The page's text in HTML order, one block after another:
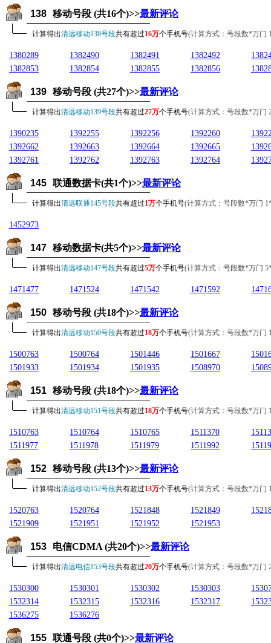
138 移动号段 (共16个)>>最新评论
计算得出清远移动138号段共有超过16万个手机号(计算方式：号段数*万门
1380289 1382490 1382491 1382492
1382853
1382854 1382855 1382856
139 移动号段 (共27个)>>最新评论
计算得出清远移动139号段共有超过27万个手机号(计算方式：号段数*万门
1390235 1392255 1392256 1392260
1392662
1392663 1392664 1392665
1392761
1392762 1392763 1392764
145 联通数据卡(共1个)>>最新评论
计算得出清远联通145号段共有超过1万个手机号(计算方式：号段数*万门
1452973
147 移动数据卡(共5个)>>最新评论
计算得出清远移动147号段共有超过5万个手机号(计算方式：号段数*万门
1471477 1471524 1471542 1471592
150 移动号段 (共18个)>>最新评论
计算得出清远移动150号段共有超过18万个手机号(计算方式：号段数*万门
1500763 1500764 1501446 1501667
1501933
1501934 1501935 1508970
151 移动号段 (共18个)>>最新评论
计算得出清远移动151号段共有超过18万个手机号(计算方式：号段数*万门
1510763 1510764 1510765 1511370
1511977
1511978 1511979 1511992
152 移动号段 (共13个)>>最新评论
计算得出清远移动152号段共有超过13万个手机号(计算方式：号段数*万门
1520763 1520764 1521848 1521849
1521909
1521951 1521952 1521953
153 电信CDMA (共20个)>>最新评论
计算得出清远电信153号段共有超过20万个手机号(计算方式：号段数*万门
1530300 1530301 1530302 1530303
1532314
1532315 1532316 1532317
1536275
1536276
155 联通号段 (共0个)>>最新评论